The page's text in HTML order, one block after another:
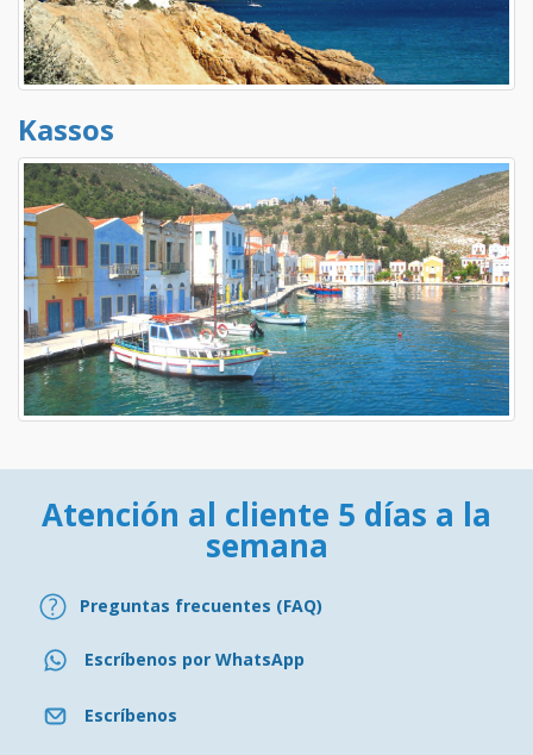
Kassos
Atención al cliente 5 días a la
semana
Preguntas frecuentes (FAQ)
Escríbenos por WhatsApp
Escríbenos